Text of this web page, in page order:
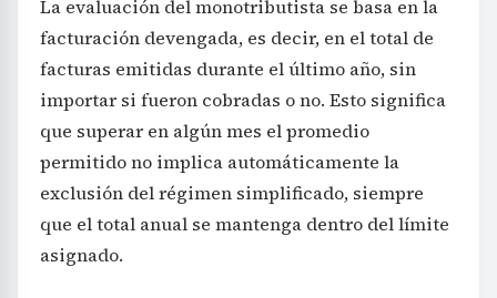
La evaluación del monotributista se basa en la
facturación devengada, es decir, en el total de
facturas emitidas durante el último año, sin
importar si fueron cobradas o no. Esto significa
que superar en algún mes el promedio
permitido no implica automáticamente la
exclusión del régimen simplificado, siempre
que el total anual se mantenga dentro del límite
asignado.